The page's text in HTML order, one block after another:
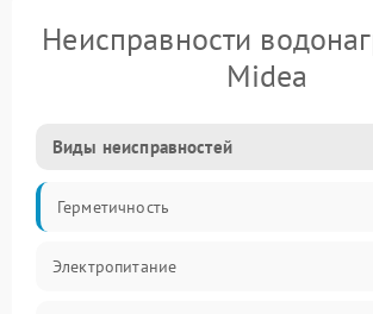
Неисправности
Midea
Виды неисправностей
Герметичность
Электропитание